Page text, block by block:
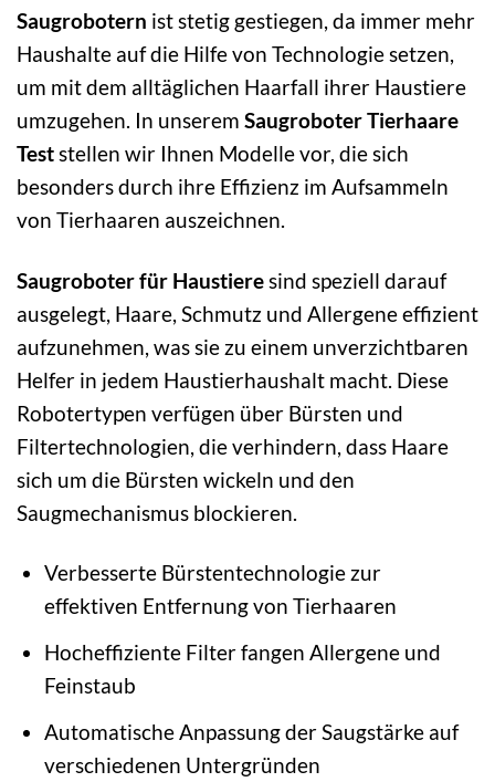
Saugrobotern ist stetig gestiegen, da immer mehr
Haushalte auf die Hilfe von Technologie setzen,
um mit dem alltäglichen Haarfall ihrer Haustiere
umzugehen. In unserem Saugroboter Tierhaare
Test stellen wir Ihnen Modelle vor, die sich
besonders durch ihre Effizienz im Aufsammeln
von Tierhaaren auszeichnen.
Saugroboter für Haustiere sind speziell darauf
ausgelegt, Haare, Schmutz und Allergene effizient
aufzunehmen, was sie zu einem unverzichtbaren
Helfer in jedem Haustierhaushalt macht. Diese
Robotertypen verfügen über Bürsten und
Filtertechnologien, die verhindern, dass Haare
sich um die Bürsten wickeln und den
Saugmechanismus blockieren.
Verbesserte Bürstentechnologie zur
effektiven Entfernung von Tierhaaren
Hocheffiziente Filter fangen Allergene und
Feinstaub
Automatische Anpassung der Saugstärke auf
verschiedenen Untergründen